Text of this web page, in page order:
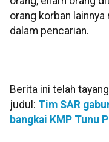
orang korban
dalam pencarian.
Berita ini telah
judul: Tim SAR
bangkai KMP Tunu